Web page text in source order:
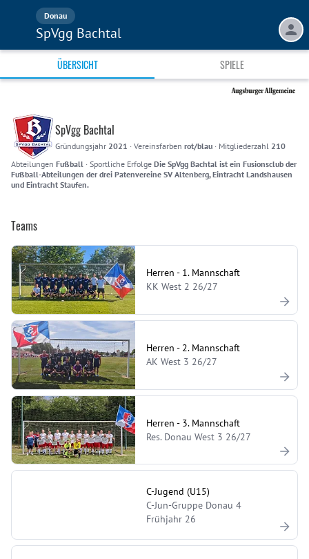
Donau
SpVgg Bachtal
ÜBERSICHT SPIELE
SpVgg Bachtal
Gründungsjahr 2021 · Vereinsfarben rot/blau · Mitgliederzahl 210
Abteilungen Fußball · Sportliche Erfolge Die SpVgg Bachtal ist ein Fusionsclub der
Fußball-Abteilungen der drei Patenvereine SV Altenberg, Eintracht Landshausen
und Eintracht Staufen.
Teams
Herren - 1. Mannschaft
KK West 2 26/27
Herren - 2. Mannschaft
AK West 3 26/27
Herren - 3. Mannschaft
Res. Donau West 3 26/27
C-Jugend (U15)
C-Jun-Gruppe Donau 4
Frühjahr 26